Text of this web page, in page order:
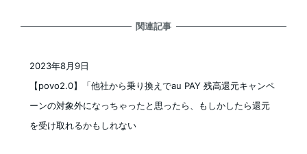
関連記事
【povo2.0】「他社から乗り換えでau PAY 残高還元キャンペ
ーンの対象外になっちゃったと思ったら、もしかしたら還元
を受け取れるかもしれない
2023年8月9日